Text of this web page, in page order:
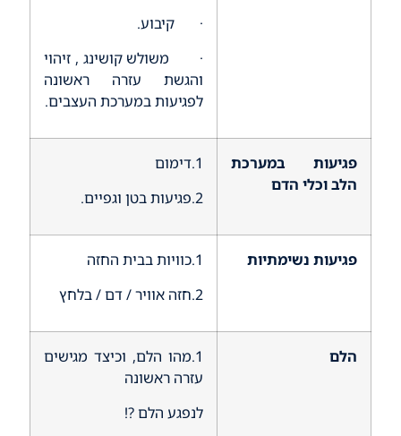
· קיבוע.
· משולש קושינג , זיהוי
והגשת עזרה ראשונה
לפגיעות במערכת העצבים.
פגיעות במערכת
הלב וכלי הדם
1.דימום
2.פגיעות בטן וגפיים.
פגיעות נשימתיות
1.כוויות בבית החזה
2.חזה אוויר / דם / בלחץ
הלם
1.מהו הלם, וכיצד מגישים
עזרה ראשונה
לנפגע הלם ?!